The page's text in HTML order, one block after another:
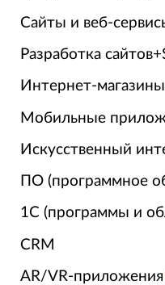
Сайты и веб-
Разработка
Интернет-магазины
Мобильные
Искусственный
ПО (программное
1С (программы и
CRM
AR/VR-приложения